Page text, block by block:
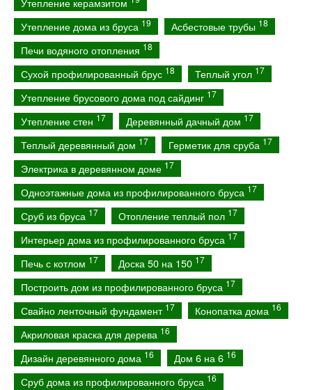
Утепление дома из бруса 19 Асбестовые трубы 18
Печи водяного отопления 18
Сухой профилированный брус 18 Теплый угол 17
Утепление брусового дома под сайдинг 17
Утепление стен 17 Деревянный дачный дом 17
Теплый деревянный дом 17 Герметик для сруба 17
Электрика в деревянном доме 17
Одноэтажные дома из профилированного бруса 17
Сруб из бруса 17 Отопление теплый пол 17
Интерьер дома из профилированного бруса 17
Печь с котлом 17 Доска 50 на 150 17
Построить дом из профилированного бруса 17
Свайно ленточный фундамент 17 Конопатка дома 16
Акриловая краска для дерева 16
Дизайн деревянного дома 16 Дом 6 на 6 16
Сруб дома из профилированного бруса 16